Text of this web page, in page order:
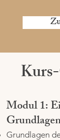
Modul 1:
Grundlagen